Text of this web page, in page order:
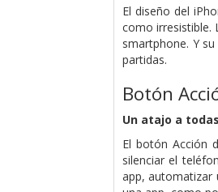
El diseño del
como irresistible.
smartphone. Y
partidas.
Botón
Un atajo a
El botón Acción
silenciar el
app, automatizar